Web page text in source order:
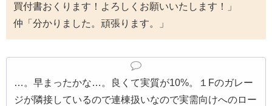
買付書おくります！よろしくお願いいたします！」
仲「分かりました。頑張ります。」
…。早まったかな…。良くて実質が10%。１Fのガレー
ジが隣接しているので連棟扱いなので実需向けへのロー